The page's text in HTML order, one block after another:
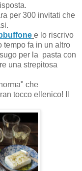
per 300 invitati che
e lo riscrivo
tempo fa in un altro
per la pasta con
una strepitosa
che
tocco ellenico! Il